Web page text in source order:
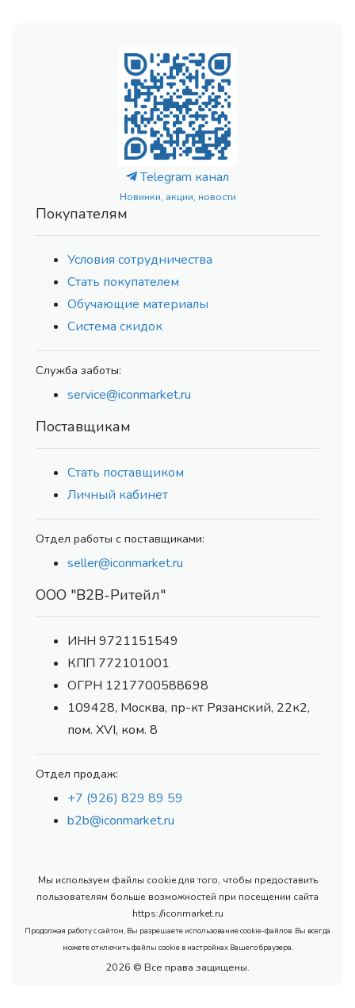
Telegram канал
Новинки, акции, новости
Покупателям
Условия сотрудничества
Стать покупателем
Обучающие материалы
Система скидок
Служба заботы:
service@iconmarket.ru
Поставщикам
Стать поставщиком
Личный кабинет
Отдел работы с поставщиками:
seller@iconmarket.ru
ООО "В2В-Ритейл"
ИНН 9721151549
КПП 772101001
ОГРН 1217700588698
109428, Москва, пр-кт Рязанский, 22к2,
пом. XVI, ком. 8
Отдел продаж:
+7 (926) 829 89 59
b2b@iconmarket.ru
Мы используем файлы cookie для того, чтобы предоставить
пользователям больше возможностей при посещении сайта
https://iconmarket.ru
Продолжая работу с сайтом, Вы разрешаете использование cookie-файлов. Вы всегда
можете отключить файлы cookie в настройках Вашего браузера.
2026 © Все права защищены.